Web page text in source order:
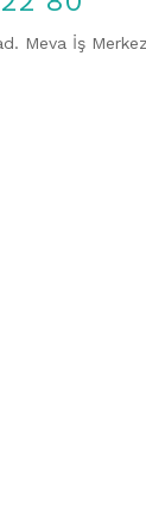
Meva İş